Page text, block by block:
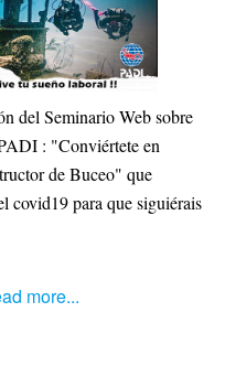
del Seminario Web sobre
: "Conviértete en
de Buceo" que
covid19 para que siguiérais
more...